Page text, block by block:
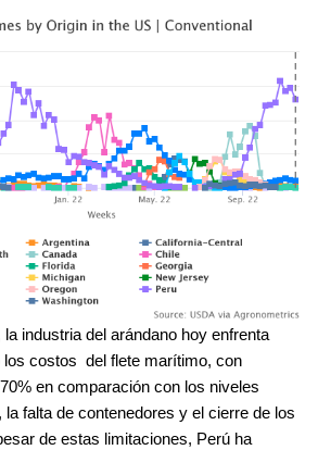
industria del arándano hoy enfrenta
costos del flete marítimo, con
en comparación con los niveles
la falta de contenedores y el cierre de los
de estas limitaciones, Perú ha